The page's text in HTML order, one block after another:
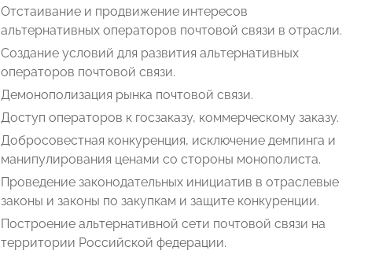
Отстаивание и продвижение интересов
альтернативных операторов почтовой связи в отрасли.
Создание условий для развития альтернативных
операторов почтовой связи.
Демонополизация рынка почтовой связи.
Доступ операторов к госзаказу, коммерческому заказу.
Добросовестная конкуренция, исключение демпинга и
манипулирования ценами со стороны монополиста.
Проведение законодательных инициатив в отраслевые
законы и законы по закупкам и защите конкуренции.
Построение альтернативной сети почтовой связи на
территории Российской федерации.